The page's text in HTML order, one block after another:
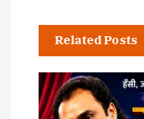
a
v
Related Posts